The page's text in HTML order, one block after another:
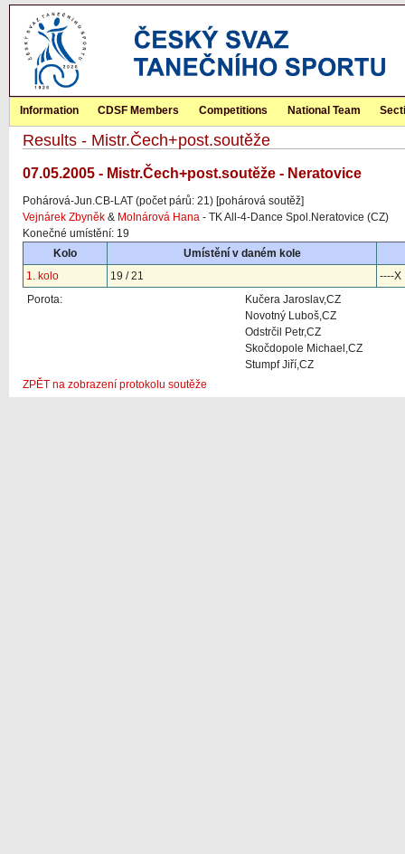
Information CDSF Members Competitions National Team
Results - Mistr.Čech+post.soutěže
07.05.2005 - Mistr.Čech+post.soutěže - Neratovice
Pohárová-Jun.CB-LAT (počet párů: 21) [pohárová soutěž]
Vejnárek Zbyněk & Molnárová Hana - TK All-4-Dance Spol.Neratovice (CZ)
Konečné umístění: 19
Kolo
Umístění v daném kole
1. kolo
19 / 21
----X
Porota:
Kučera Jaroslav,CZ
Novotný Luboš,CZ
Odstrčil Petr,CZ
Skočdopole Michael,CZ
Stumpf Jiří,CZ
ZPĚT na zobrazení protokolu soutěže